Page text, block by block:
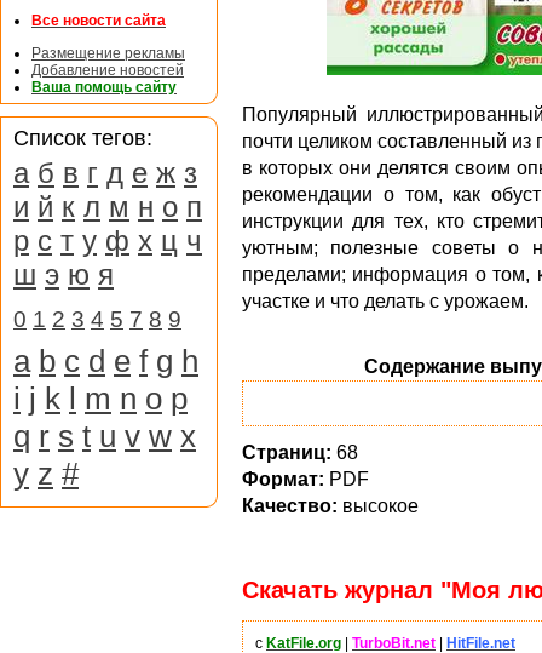
Популярный
почти целиком составленный из
в которых они делятся своим
рекомендации о том, как
инструкции для тех, кто
уютным; полезные советы о
пределами; информация о том,
участке и что делать с урожаем.
Содержание
Страниц: 68
Формат: PDF
Качество: высокое
Скачать журнал "Моя
с KatFile.org | TurboBit.net | HitFile.net
Все новости сайта
Размещение рекламы
Добавление новостей
Ваша помощь сайту
Список тегов:
а б в г д е ж з
и й к л м н о п
р с т у ф х ц ч
ш э ю я
0 1 2 3 4 5 7 8 9
a b c d e f g h
i j k l m n o p
q r s t u v w x
y z #